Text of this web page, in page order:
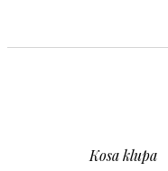
Kosa klupa